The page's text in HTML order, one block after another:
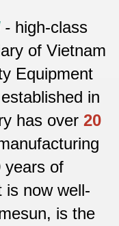
- high-class
of Vietnam
Equipment
in
has over 20
years of
is now well-
is the